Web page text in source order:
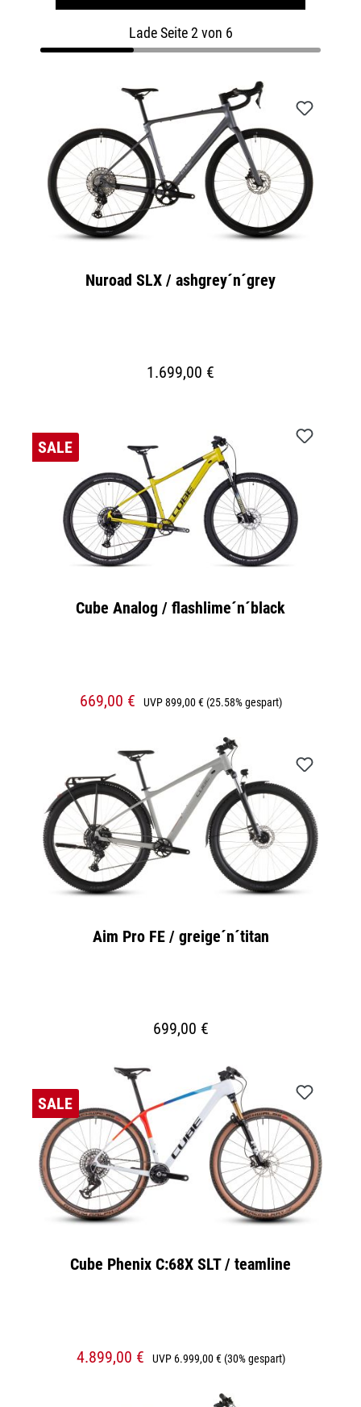
Lade Seite 2 von 6
Nuroad SLX / ashgrey´n´grey
1.699,00 €
SALE
Cube Analog / flashlime´n´black
669,00 € UVP899,00 € (25.58% gespart)
Aim Pro FE / greige´n´titan
699,00 €
SALE
Cube Phenix C:68X SLT / teamline
4.899,00 € UVP 6.999,00 € (30% gespart)